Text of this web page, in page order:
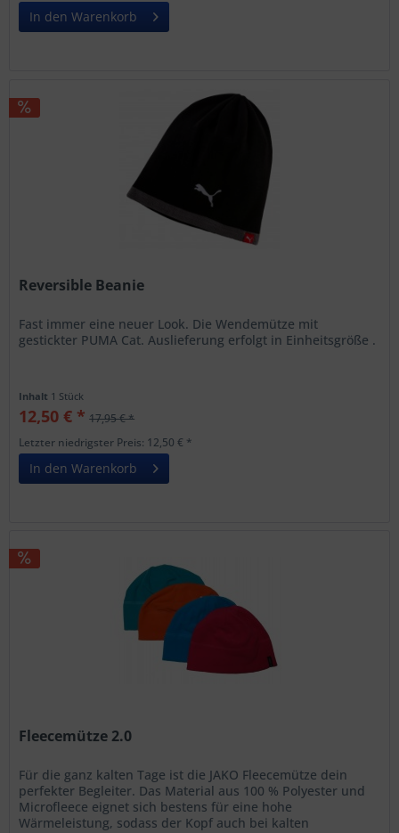
In den Warenkorb
Reversible Beanie
Fast immer eine neuer Look. Die Wendemütze mit
gestickter PUMA Cat. Auslieferung erfolgt in Einheitsgröße .
Inhalt 1 Stück
12,50 € * 17,95 € *
Letzter niedrigster Preis: 12,50 € *
In den Warenkorb
Fleecemütze 2.0
Für die ganz kalten Tage ist die JAKO Fleecemütze dein
perfekter Begleiter. Das Material aus 100 % Polyester und
Microfleece eignet sich bestens für eine hohe
Wärmeleistung, sodass der Kopf auch bei kalten